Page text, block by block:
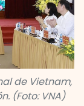
de Vietnam,
(Foto: VNA)